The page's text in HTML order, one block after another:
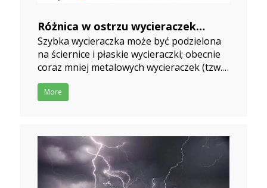
Różnica w ostrzu wycieraczek
metalowych i płaskich wycieraczek
2019-10-05
Szybka wycieraczka może być podzielona
na ściernice i płaskie wycieraczki; obecnie
coraz mniej metalowych wycieraczek (tzw.
konwencjonalnych wycieraczek) używa się
jako płaskie wycieraczki (tzw. wycieraczki
More